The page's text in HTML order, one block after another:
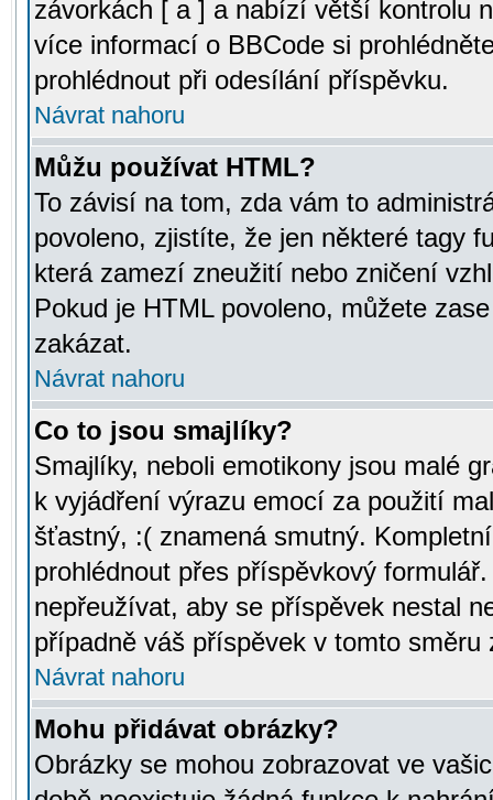
závorkách [ a ] a nabízí větší kontrolu
více informací o BBCode si
prohlédnout při odesílání příspěvku.
Návrat nahoru
Můžu používat HTML?
To závisí na tom, zda vám to
povoleno, zjistíte, že jen některé tagy
která zamezí zneužití nebo zničení
Pokud je HTML povoleno, můžete
zakázat.
Návrat nahoru
Co to jsou smajlíky?
Smajlíky, neboli emotikony jsou malé
k vyjádření výrazu emocí za použití
šťastný, :( znamená smutný.
prohlédnout přes příspěvkový
nepřeužívat, aby se příspěvek nestal
případně váš příspěvek v tomto směru
Návrat nahoru
Mohu přidávat obrázky?
Obrázky se mohou zobrazovat ve